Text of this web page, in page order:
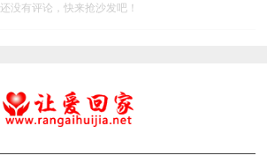
还没有评论，快来抢沙发吧！